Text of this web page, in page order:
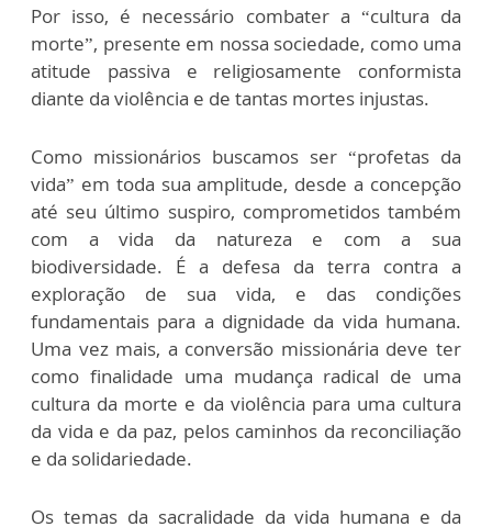
Por isso, é necessário combater a “cultura da
morte”, presente em nossa sociedade, como uma
atitude passiva e religiosamente conformista
diante da violência e de tantas mortes injustas.
Como missionários buscamos ser “profetas da
vida” em toda sua amplitude, desde a concepção
até seu último suspiro, comprometidos também
com a vida da natureza e com a sua
biodiversidade. É a defesa da terra contra a
exploração de sua vida, e das condições
fundamentais para a dignidade da vida humana.
Uma vez mais, a conversão missionária deve ter
como finalidade uma mudança radical de uma
cultura da morte e da violência para uma cultura
da vida e da paz, pelos caminhos da reconciliação
e da solidariedade.
Os temas da sacralidade da vida humana e da